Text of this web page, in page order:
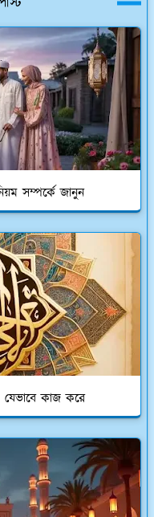
সম্পর্কে জানুন
কাজ করে